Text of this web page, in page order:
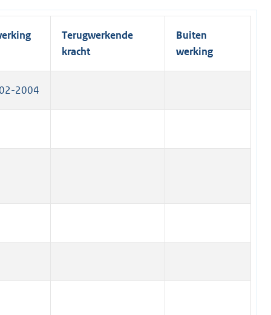
n
k
Terugwerkende
kracht
Buiten
werking
2004